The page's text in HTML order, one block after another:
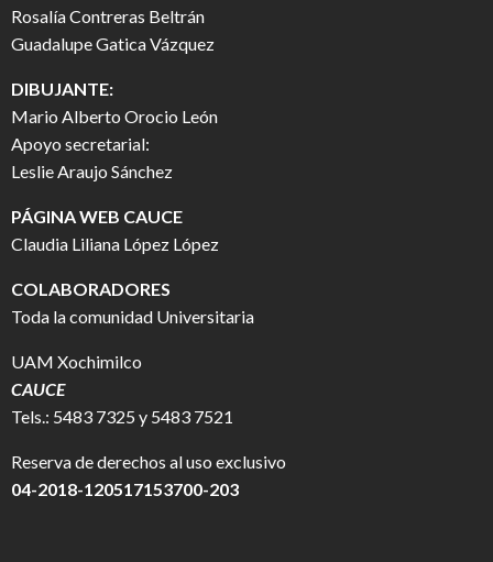
Rosalía Contreras Beltrán
Guadalupe Gatica Vázquez
DIBUJANTE:
Mario Alberto Orocio León
Apoyo secretarial:
Leslie Araujo Sánchez
PÁGINA WEB CAUCE
Claudia Liliana López López
COLABORADORES
Toda la comunidad Universitaria
UAM Xochimilco
CAUCE
Tels.: 5483 7325 y 5483 7521
Reserva de derechos al uso exclusivo
04-2018-120517153700-203